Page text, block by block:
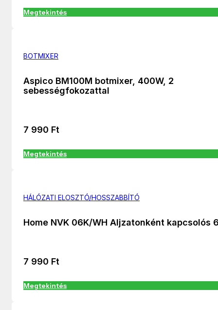
Megtekintés
BOTMIXER
Aspico BM100M botmixer, 400W, 2
sebességfokozattal
7 990 Ft
Megtekintés
HÁLÓZATI ELOSZTÓ/HOSSZABBÍTÓ
Home NVK 06K/WH Aljzatonként kapcsolós
7 990 Ft
Megtekintés